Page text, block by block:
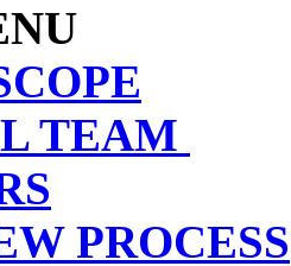
TEAM
PROCESS